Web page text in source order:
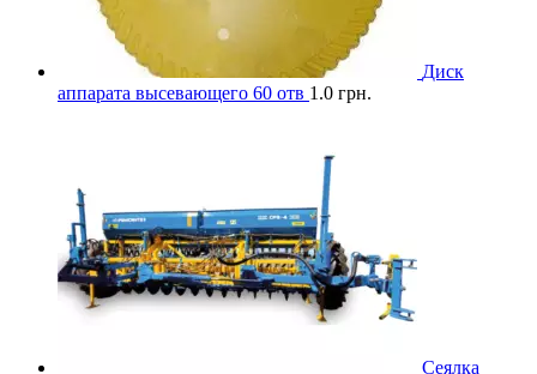
Диск
аппарата высевающего 60 отв 1.0 грн.
Сеялка